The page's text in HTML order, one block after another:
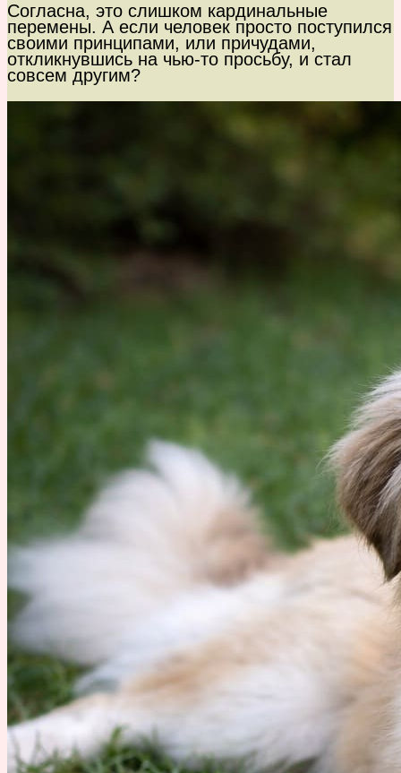
Согласна, это слишком кардинальные
перемены. А если человек просто поступился
своими принципами, или причудами,
откликнувшись на чью-то просьбу, и стал
совсем другим?